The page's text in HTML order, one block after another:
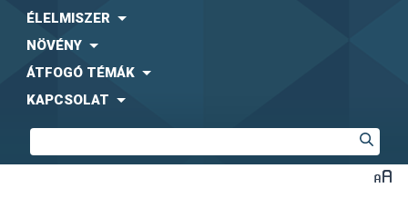
ÉLELMISZER
NÖVÉNY
ÁTFOGÓ TÉMÁK
KAPCSOLAT